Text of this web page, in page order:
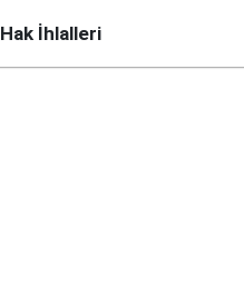
Hak İhlalleri